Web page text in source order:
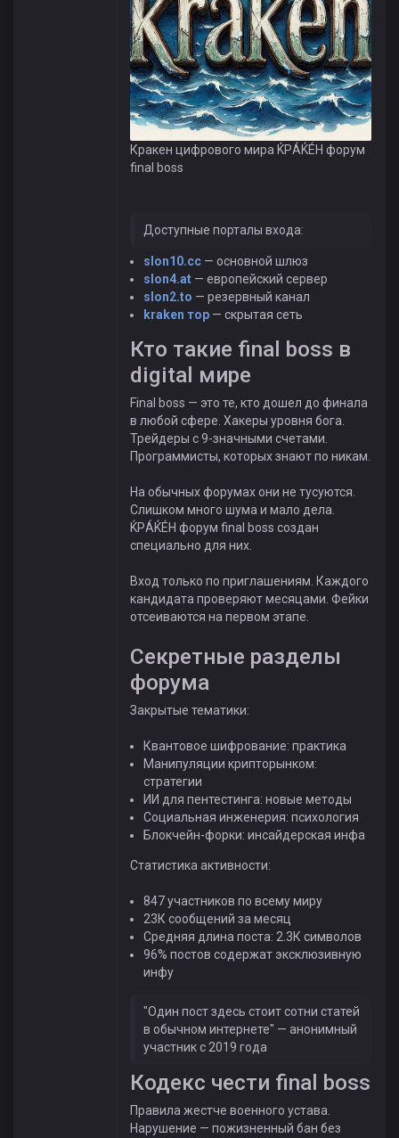
Кракен цифрового мира ЌРÁЌÉH форум
final boss
Доступные порталы входа:
slon10.cc — основной шлюз
slon4.at — европейский сервер
slon2.to — резервный канал
kraken тор — скрытая сеть
Кто такие final boss в
digital мире
Final boss — это те, кто дошел до финала
в любой сфере. Хакеры уровня бога.
Трейдеры с 9-значными счетами.
Программисты, которых знают по никам.
На обычных форумах они не тусуются.
Слишком много шума и мало дела.
ЌРÁЌÉH форум final boss создан
специально для них.
Вход только по приглашениям. Каждого
кандидата проверяют месяцами. Фейки
отсеиваются на первом этапе.
Секретные разделы
форума
Закрытые тематики:
Квантовое шифрование: практика
Манипуляции крипторынком:
стратегии
ИИ для пентестинга: новые методы
Социальная инженерия: психология
Блокчейн-форки: инсайдерская инфа
Статистика активности:
847 участников по всему миру
23К сообщений за месяц
Средняя длина поста: 2.3К символов
96% постов содержат эксклюзивную
инфу
"Один пост здесь стоит сотни статей
в обычном интернете" — анонимный
участник с 2019 года
Кодекс чести final boss
Правила жестче военного устава.
Нарушение — пожизненный бан без